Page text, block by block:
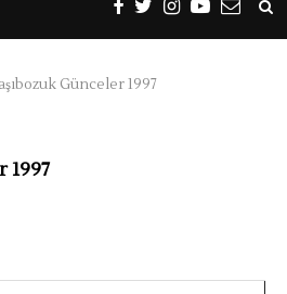
Günceler 1997
1997